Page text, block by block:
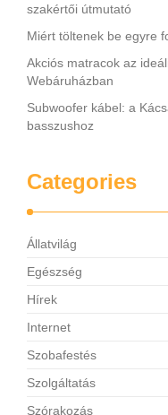
szakértői útmutató
Miért töltenek be egyre
Akciós matracok az
Webáruházban
Subwoofer kábel: a
basszushoz
Categories
Állatvilág
Egészség
Hírek
Internet
Szobafestés
Szolgáltatás
Szórakozás